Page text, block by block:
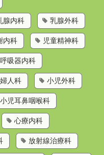
腺内科 乳腺外科
内科 児童精神科
呼吸器内科
婦人科 小児外科
小児耳鼻咽喉科
心療内科
放射線治療科